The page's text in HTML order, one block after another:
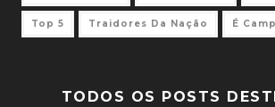
Top 5 Traidores Da Nação É
TODOS OS POSTS